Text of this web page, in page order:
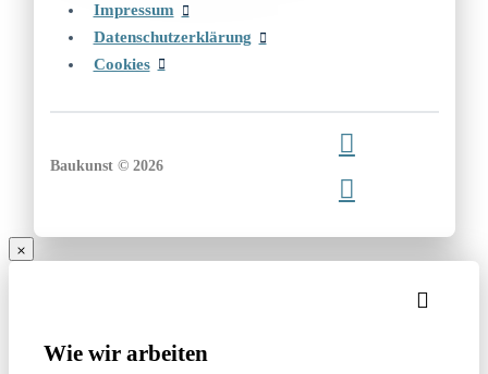
Impressum
Datenschutzerklärung
Cookies
Baukunst © 2026
Wie wir arbeiten